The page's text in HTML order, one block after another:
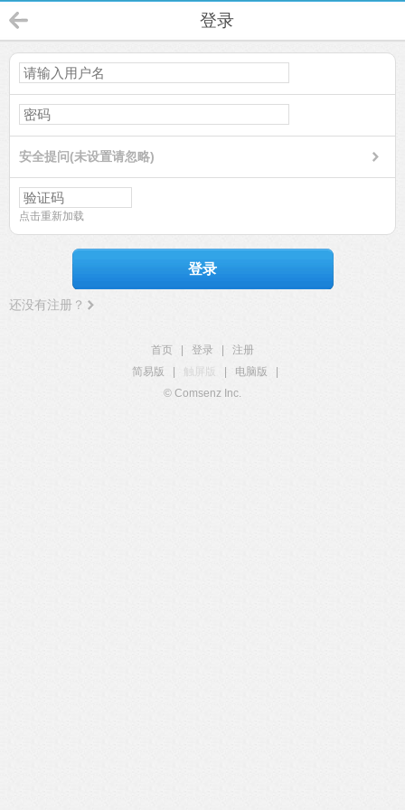
登录
安全提问(未设置请忽略)
点击重新加载
登录
还没有注册？
首页 登录
注册
简易版
触屏版 电脑版
© Comsenz Inc.